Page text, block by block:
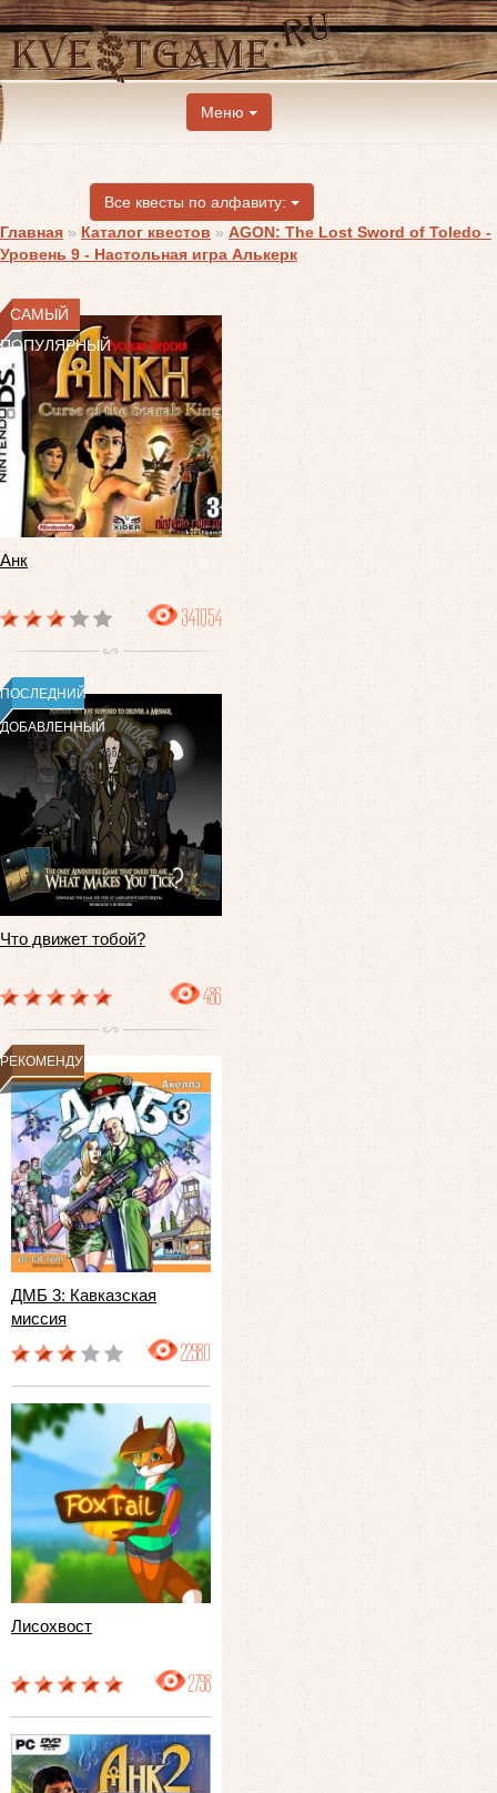
Меню
Все квесты по алфавиту:
Главная » Каталог квестов » AGON: The Lost Sword of Toledo -
Уровень 9 - Настольная игра Алькерк
САМЫЙ
ПОПУЛЯРНЫЙ
Анк
341054
ПОСЛЕДНИЙ
ДОБАВЛЕННЫЙ
Что движет тобой?
486
РЕКОМЕНДУЕМ
ДМБ 3: Кавказская
миссия
22980
Лисохвост
2798